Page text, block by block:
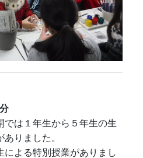
は１年生から５年生の生
りました。
よる特別授業がありまし